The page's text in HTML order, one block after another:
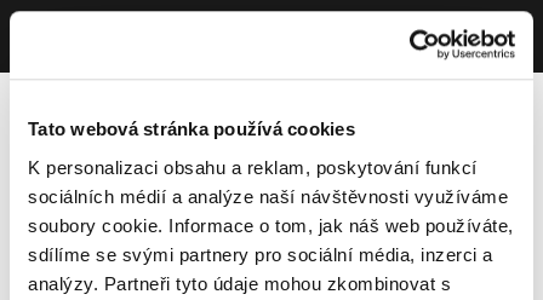
Tato webová stránka používá cookies
K personalizaci obsahu a reklam, poskytování funkcí
sociálních médií a analýze naší návštěvnosti využíváme
soubory cookie. Informace o tom, jak náš web používáte,
sdílíme se svými partnery pro sociální média, inzerci a
analýzy. Partneři tyto údaje mohou zkombinovat s